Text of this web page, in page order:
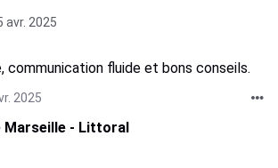
avr. 2025
communication fluide et bons conseils.
2025
Marseille - Littoral